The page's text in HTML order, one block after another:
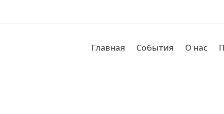
Главная События О нас